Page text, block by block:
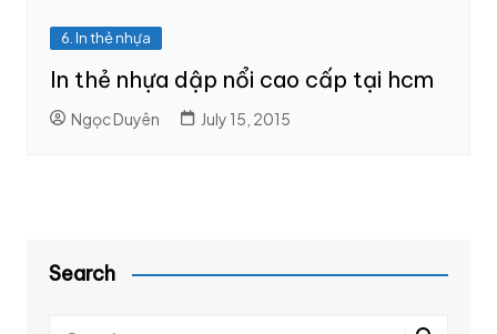
6. In thẻ nhựa
In thẻ nhựa dập nổi cao cấp tại hcm
Ngọc Duyên July 15, 2015
Search